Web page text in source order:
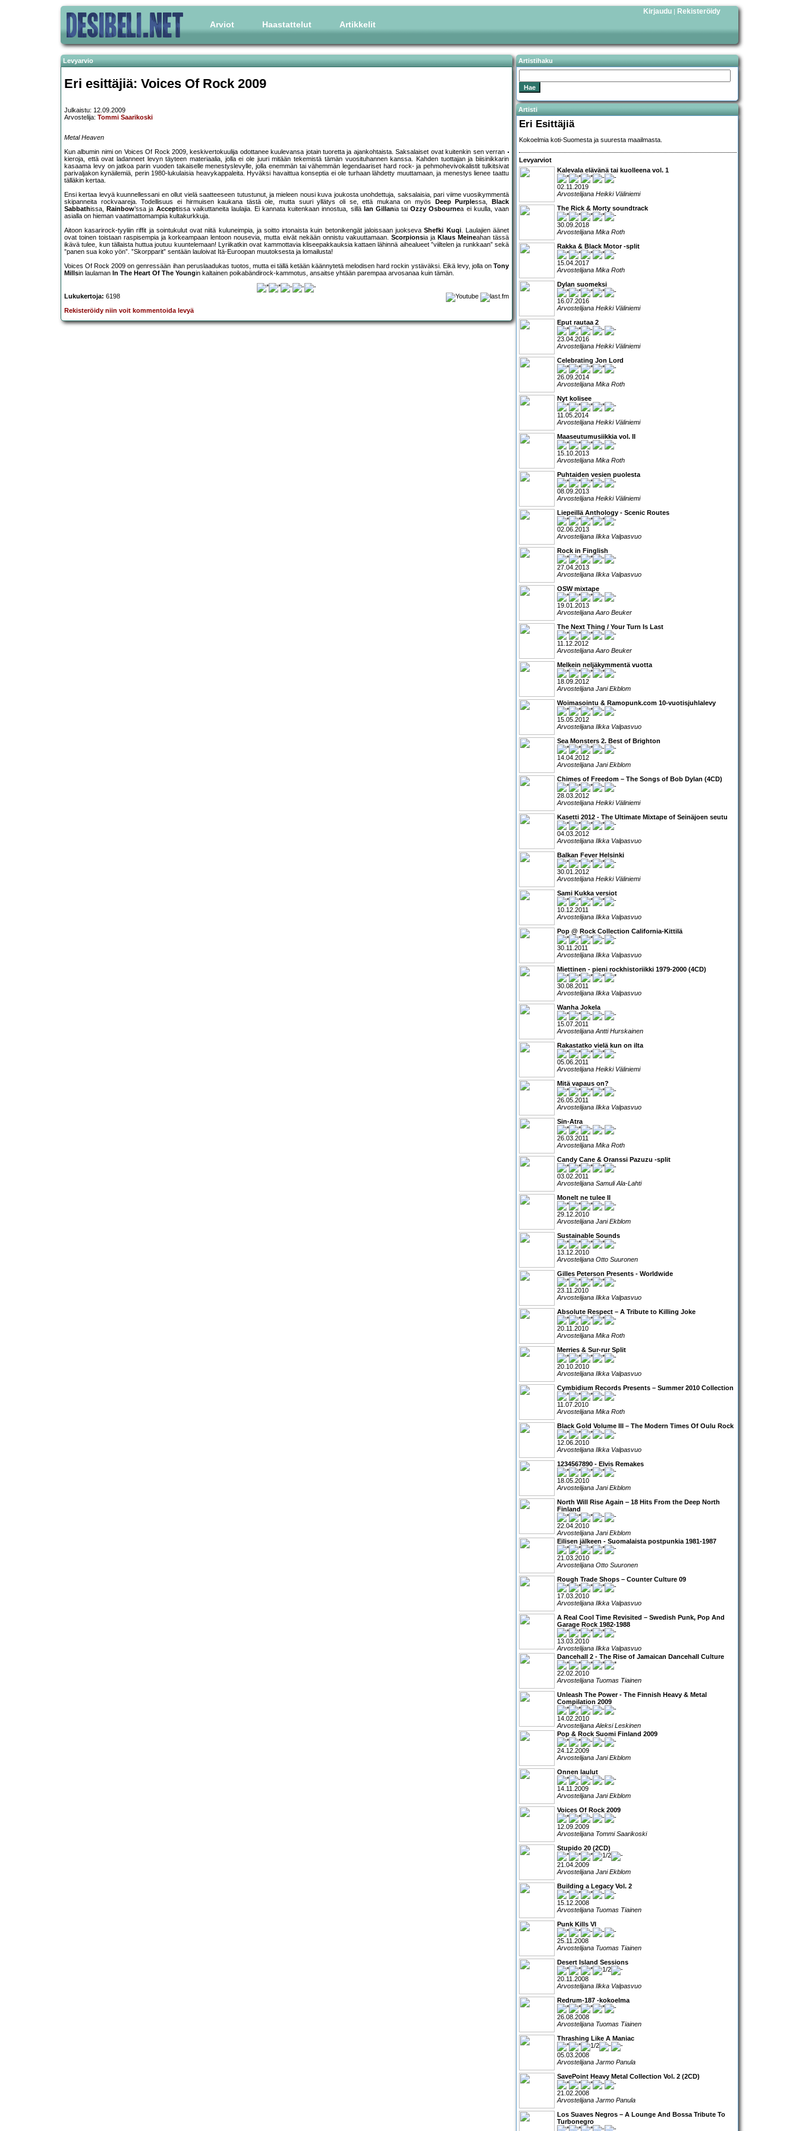
Arviot Haastattelut Artikkelit
Kirjaudu | Rekisteröidy
Levyarvio
Eri esittäjiä: Voices Of Rock 2009
Julkaistu: 12.09.2009
Arvostelija: Tommi Saarikoski
Metal Heaven
Kun albumin nimi on Voices Of Rock 2009, keskivertokuulija odottanee kuulevansa jotain tuoretta ja ajankohtaista. Saksalaiset ovat kuitenkin sen verran
kieroja, että ovat ladanneet levyn täyteen materiaalia, jolla ei ole juuri mitään tekemistä tämän vuosituhannen kanssa. Kahden tuottajan ja biisinikkarin
kasaama levy on jatkoa parin vuoden takaiselle menestyslevylle, jolla enemmän tai vähemmän legendaariset hard rock- ja pehmohevivokalistit tulkitsivat
parivaljakon kynäilemiä, perin 1980-lukulaisia heavykappaleita. Hyväksi havaittua konseptia ei ole turhaan lähdetty muuttamaan, ja menestys lienee taattu
tälläkin kertaa.
Ensi kertaa levyä kuunnellessani en ollut vielä saatteeseen tutustunut, ja mieleen nousi kuva joukosta unohdettuja, saksalaisia, pari viime vuosikymmentä
skipanneita rockvaareja. Todellisuus ei hirmuisen kaukana tästä ole, mutta suuri yllätys oli se, että mukana on myös
Deep Purplessa,
Black
Sabbathissa, Rainbow’ssa ja Acceptissa vaikuttaneita laulajia. Ei kannata kuitenkaan innostua, sillä Ian Gillania taiOzzy Osbournea ei kuulla, vaan
asialla on hieman vaatimattomampia kultakurkkuja.
Aitoon kasarirock-tyyliin riffit ja sointukulut ovat niitä kuluneimpia, ja soitto irtonaista kuin betonikengät jaloissaan juoksevaShefki Kuqi. Laulajien äänet
ovat toinen toistaan raspisempia ja korkeampaan lentoon nousevia, mutta eivät nekään onnistu vakuuttamaan. Scorpionsia ja Klaus Meineahan tässä
ikävä tulee, kun tällaista huttua joutuu kuuntelemaan! Lyriikatkin ovat kammottavia kliseepakkauksia kattaen lähinnä aihealueet ”viiltelen ja runkkaan” sekä
”panen sua koko yön”. ”Skorpparit” sentään lauloivat Itä-Euroopan muutoksesta ja lomailusta!
Voices Of Rock 2009 on genressään ihan peruslaadukas tuotos, mutta ei tällä ketään käännytetä melodisen hard rockin ystäväksi. Eikä levy, jolla on Tony
Millsin laulaman In The Heart Of The Youngin kaltainen poikabändirock-kammotus, ansaitse yhtään parempaa arvosanaa kuin tämän.
Lukukertoja: 6198
Rekisteröidy niin voit kommentoida levyä
Artistihaku
Artisti
Eri Esittäjiä
Kokoelmia koti-Suomesta ja suuresta maailmasta.
Levyarviot
Kalevala elävänä tai kuolleena vol. 1
02.11.2019
Arvostelijana Heikki Väliniemi
The Rick & Morty soundtrack
30.09.2018
Arvostelijana Mika Roth
Rakka & Black Motor -split
15.04.2017
Arvostelijana Mika Roth
Dylan suomeksi
16.07.2016
Arvostelijana Heikki Väliniemi
Eput rautaa 2
23.04.2016
Arvostelijana Heikki Väliniemi
Celebrating Jon Lord
26.09.2014
Arvostelijana Mika Roth
Nyt kolisee
11.05.2014
Arvostelijana Heikki Väliniemi
Maaseutumusiikkia vol. II
15.10.2013
Arvostelijana Mika Roth
Puhtaiden vesien puolesta
08.09.2013
Arvostelijana Heikki Väliniemi
Liepeillä Anthology - Scenic Routes
02.06.2013
Arvostelijana Ilkka Valpasvuo
Rock in Finglish
27.04.2013
Arvostelijana Ilkka Valpasvuo
OSW mixtape
19.01.2013
Arvostelijana Aaro Beuker
The Next Thing / Your Turn Is Last
11.12.2012
Arvostelijana Aaro Beuker
Melkein neljäkymmentä vuotta
18.09.2012
Arvostelijana Jani Ekblom
Woimasointu & Ramopunk.com 10-vuotisjuhlalevy
15.05.2012
Arvostelijana Ilkka Valpasvuo
Sea Monsters 2. Best of Brighton
14.04.2012
Arvostelijana Jani Ekblom
Chimes of Freedom – The Songs of Bob Dylan (4CD)
28.03.2012
Arvostelijana Heikki Väliniemi
Kasetti 2012 - The Ultimate Mixtape of Seinäjoen seutu
04.03.2012
Arvostelijana Ilkka Valpasvuo
Balkan Fever Helsinki
30.01.2012
Arvostelijana Heikki Väliniemi
Sami Kukka versiot
10.12.2011
Arvostelijana Ilkka Valpasvuo
Pop @ Rock Collection California-Kittilä
30.11.2011
Arvostelijana Ilkka Valpasvuo
Miettinen - pieni rockhistoriikki 1979-2000 (4CD)
30.08.2011
Arvostelijana Ilkka Valpasvuo
Wanha Jokela
15.07.2011
Arvostelijana Antti Hurskainen
Rakastatko vielä kun on ilta
05.06.2011
Arvostelijana Heikki Väliniemi
Mitä vapaus on?
26.05.2011
Arvostelijana Ilkka Valpasvuo
Sin-Atra
26.03.2011
Arvostelijana Mika Roth
Candy Cane & Oranssi Pazuzu -split
03.02.2011
Arvostelijana Samuli Ala-Lahti
Monelt ne tulee II
29.12.2010
Arvostelijana Jani Ekblom
Sustainable Sounds
13.12.2010
Arvostelijana Otto Suuronen
Gilles Peterson Presents - Worldwide
23.11.2010
Arvostelijana Ilkka Valpasvuo
Absolute Respect – A Tribute to Killing Joke
20.11.2010
Arvostelijana Mika Roth
Merries & Sur-rur Split
20.10.2010
Arvostelijana Ilkka Valpasvuo
Cymbidium Records Presents – Summer 2010 Collection
11.07.2010
Arvostelijana Mika Roth
Black Gold Volume III – The Modern Times Of Oulu Rock
12.06.2010
Arvostelijana Ilkka Valpasvuo
1234567890 - Elvis Remakes
18.05.2010
Arvostelijana Jani Ekblom
North Will Rise Again ‒ 18 Hits From the Deep North
Finland
22.04.2010
Arvostelijana Jani Ekblom
Eilisen jälkeen - Suomalaista postpunkia 1981-1987
21.03.2010
Arvostelijana Otto Suuronen
Rough Trade Shops – Counter Culture 09
17.03.2010
Arvostelijana Ilkka Valpasvuo
A Real Cool Time Revisited – Swedish Punk, Pop And
Garage Rock 1982-1988
13.03.2010
Arvostelijana Ilkka Valpasvuo
Dancehall 2 - The Rise of Jamaican Dancehall Culture
22.02.2010
Arvostelijana Tuomas Tiainen
Unleash The Power - The Finnish Heavy & Metal
Compilation 2009
14.02.2010
Arvostelijana Aleksi Leskinen
Pop & Rock Suomi Finland 2009
24.12.2009
Arvostelijana Jani Ekblom
Onnen laulut
14.11.2009
Arvostelijana Jani Ekblom
Voices Of Rock 2009
12.09.2009
Arvostelijana Tommi Saarikoski
Stupido 20 (2CD)
21.04.2009
Arvostelijana Jani Ekblom
Building a Legacy Vol. 2
15.12.2008
Arvostelijana Tuomas Tiainen
Punk Kills VI
25.11.2008
Arvostelijana Tuomas Tiainen
Desert Island Sessions
20.11.2008
Arvostelijana Ilkka Valpasvuo
Redrum-187 -kokoelma
26.08.2008
Arvostelijana Tuomas Tiainen
Thrashing Like A Maniac
05.03.2008
Arvostelijana Jarmo Panula
SavePoint Heavy Metal Collection Vol. 2 (2CD)
21.02.2008
Arvostelijana Jarmo Panula
Los Suaves Negros – A Lounge And Bossa Tribute To
Turbonegro